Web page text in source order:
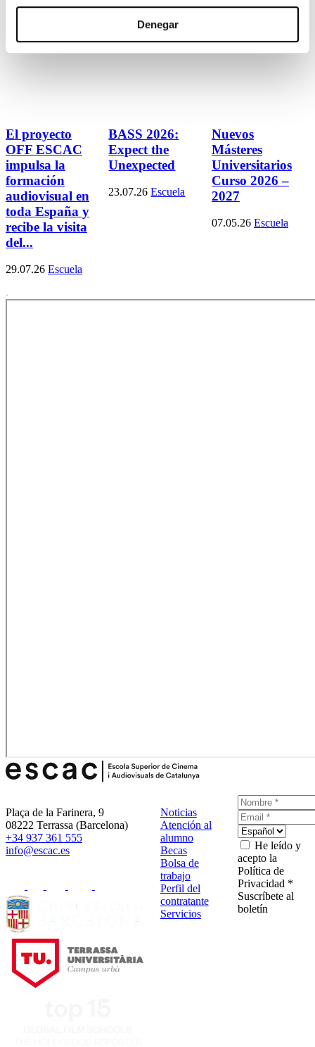
Denegar
El proyecto
OFF ESCAC
impulsa la
formación
audiovisual en
toda España y
recibe la visita
del...
29.07.26 Escuela
BASS 2026:
Expect the
Unexpected
23.07.26 Escuela
Nuevos
Másteres
Universitarios
Curso 2026 –
2027
07.05.26 Escuela
Plaça de la Farinera, 9
08222 Terrassa (Barcelona)
+34 937 361 555
info@escac.es
Noticias
Atención al
alumno
Becas
Bolsa de
trabajo
Perfil del
contratante
Servicios
He leído y
acepto la
Política de
Privacidad *
Suscríbete al
boletín